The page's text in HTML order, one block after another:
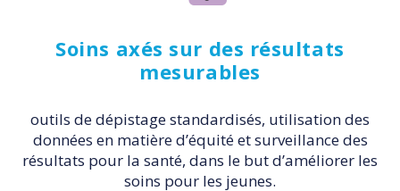
Soins axés sur des résultats
mesurables
outils de dépistage standardisés, utilisation des
données en matière d’équité et surveillance des
résultats pour la santé, dans le but d’améliorer les
soins pour les jeunes.